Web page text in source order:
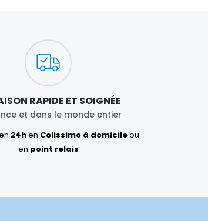
RAPIDE ET SOIGNÉE
et dans le monde entier
24hen Colissimo à domicileou
en point relais